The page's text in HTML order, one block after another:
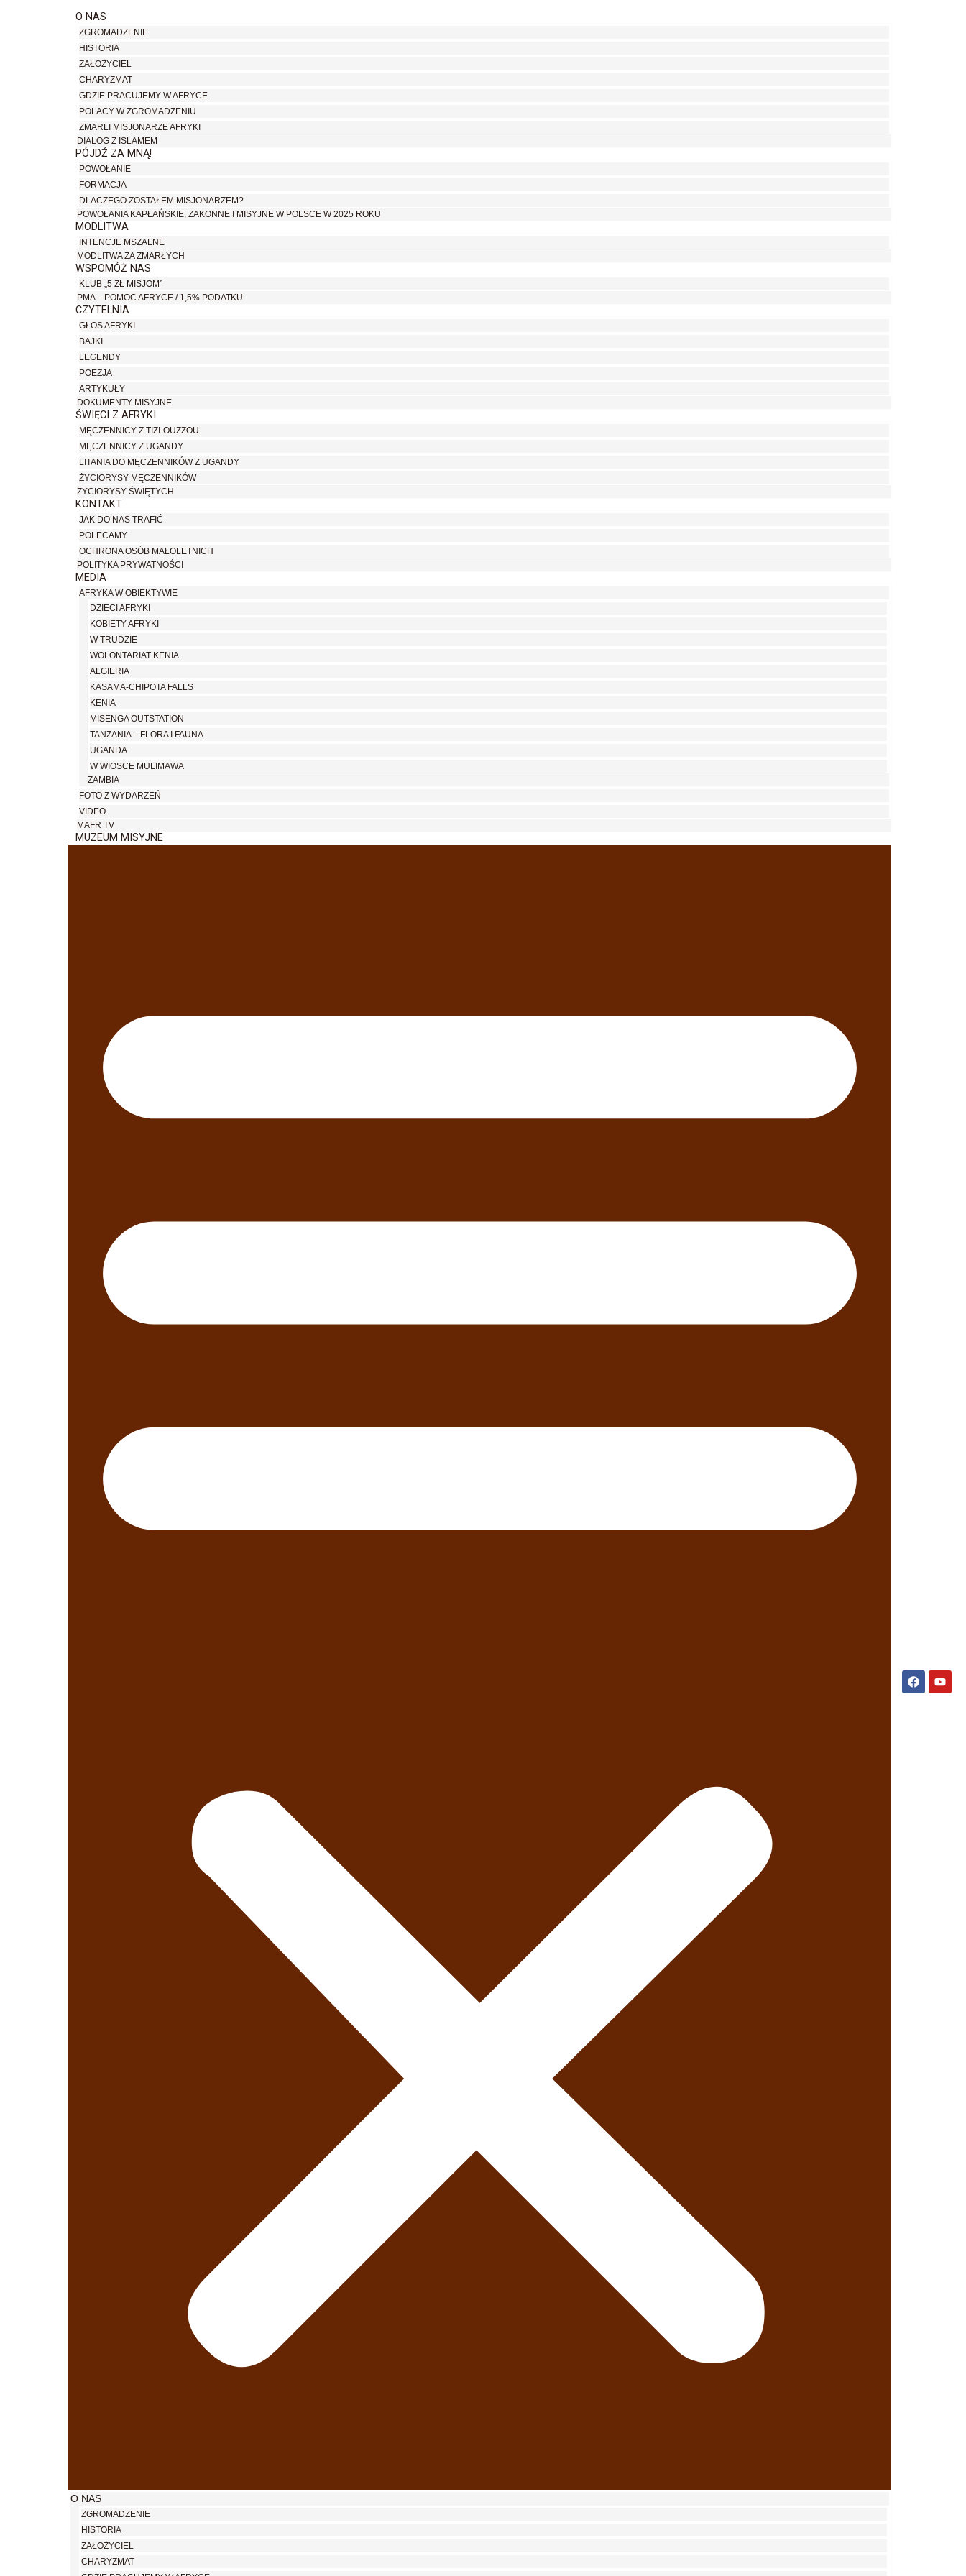
O NAS
ZGROMADZENIE
HISTORIA
ZAŁOŻYCIEL
CHARYZMAT
GDZIE PRACUJEMY W AFRYCE
POLACY W ZGROMADZENIU
ZMARLI MISJONARZE AFRYKI
DIALOG Z ISLAMEM
PÓJDŹ ZA MNĄ!
POWOŁANIE
FORMACJA
DLACZEGO ZOSTAŁEM MISJONARZEM?
POWOŁANIA KAPŁAŃSKIE, ZAKONNE I MISYJNE W POLSCE W 2025 ROKU
MODLITWA
INTENCJE MSZALNE
MODLITWA ZA ZMARŁYCH
WSPOMÓŻ NAS
KLUB „5 ZŁ MISJOM”
PMA – POMOC AFRYCE / 1,5% PODATKU
CZYTELNIA
GŁOS AFRYKI
BAJKI
LEGENDY
POEZJA
ARTYKUŁY
DOKUMENTY MISYJNE
ŚWIĘCI Z AFRYKI
MĘCZENNICY Z TIZI-OUZZOU
MĘCZENNICY Z UGANDY
LITANIA DO MĘCZENNIKÓW Z UGANDY
ŻYCIORYSY MĘCZENNIKÓW
ŻYCIORYSY ŚWIĘTYCH
KONTAKT
JAK DO NAS TRAFIĆ
POLECAMY
OCHRONA OSÓB MAŁOLETNICH
POLITYKA PRYWATNOŚCI
MEDIA
AFRYKA W OBIEKTYWIE
DZIECI AFRYKI
KOBIETY AFRYKI
W TRUDZIE
WOLONTARIAT KENIA
ALGIERIA
KASAMA-CHIPOTA FALLS
KENIA
MISENGA OUTSTATION
TANZANIA – FLORA I FAUNA
UGANDA
W WIOSCE MULIMAWA
ZAMBIA
FOTO Z WYDARZEŃ
VIDEO
MAFR TV
MUZEUM MISYJNE
O NAS
ZGROMADZENIE
HISTORIA
ZAŁOŻYCIEL
CHARYZMAT